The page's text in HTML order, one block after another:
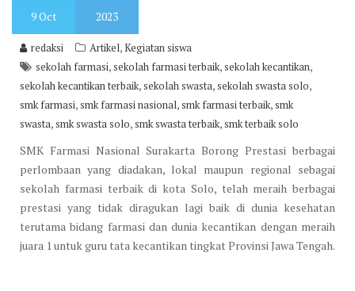
9Oct 2023
redaksi Artikel,Kegiatan siswa
sekolah farmasi,sekolah farmasi terbaik,sekolah kecantikan,
sekolah kecantikan terbaik,sekolah swasta,sekolah swasta solo,
smk farmasi,smk farmasi nasional,smk farmasi terbaik,smk
swasta,smk swasta solo,smk swasta terbaik,smk terbaik solo
SMK Farmasi Nasional Surakarta Borong Prestasi berbagai
perlombaan yang diadakan, lokal maupun regional sebagai
sekolah farmasi terbaik di kota Solo, telah meraih berbagai
prestasi yang tidak diragukan lagi baik di dunia kesehatan
terutama bidang farmasi dan dunia kecantikan dengan meraih
juara 1 untuk guru tata kecantikan tingkat Provinsi Jawa Tengah.